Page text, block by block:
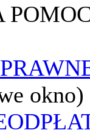
okno)